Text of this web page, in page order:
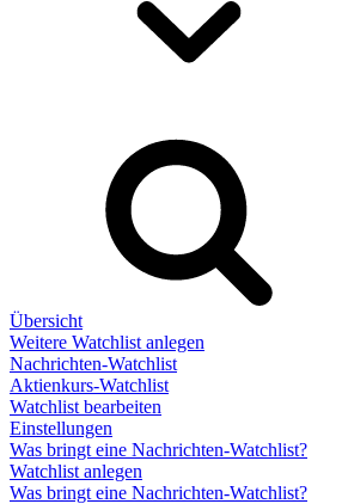
Übersicht
Weitere Watchlist anlegen
Nachrichten-Watchlist
Aktienkurs-Watchlist
Watchlist bearbeiten
Einstellungen
Was bringt eine Nachrichten-Watchlist?
Watchlist anlegen
Was bringt eine Nachrichten-Watchlist?